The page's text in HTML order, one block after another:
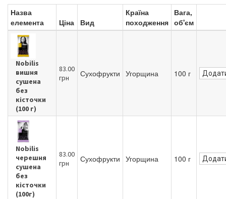
Назва
елемента
Ціна Вид
Країна
походження
Вага,
об'єм
Nobilis
вишня
сушена
без
кісточки
(100 г)
83.00
грн
Сухофрукти Угорщина 100 г
Nobilis
черешня
сушена
без
кісточки
(100г)
83.00
грн
Сухофрукти Угорщина 100 г